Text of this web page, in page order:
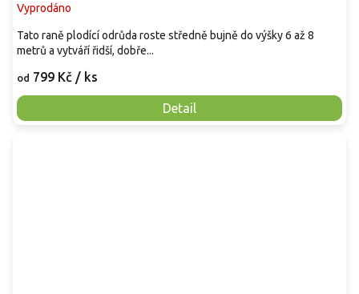
Vyprodáno
od 799 Kč / ks
Detail
Tato raně plodící odrůda roste středně bujně do výšky 6 až 8
metrů a vytváří řidší, dobře...